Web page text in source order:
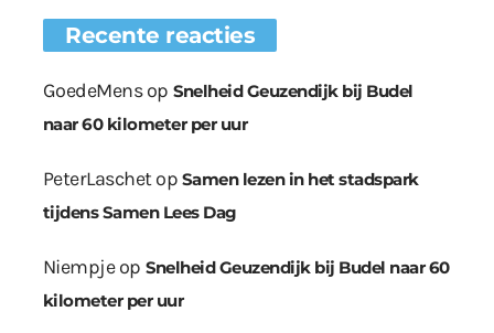
Recente reacties
GoedeMensop Snelheid Geuzendijk bij Budel
naar 60 kilometer per uur
PeterLaschetop Samen lezen in het stadspark
tijdens Samen Lees Dag
Niempjeop Snelheid Geuzendijk bij Budel naar 60
kilometer per uur